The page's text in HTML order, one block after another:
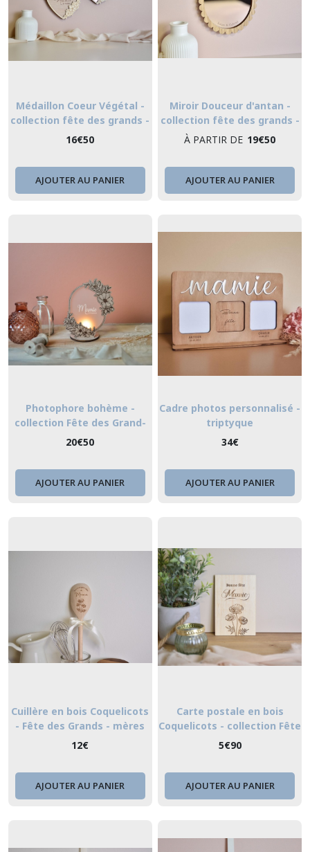
Médaillon Coeur Végétal -
collection fête des grands -
mères
16€50
AJOUTER AU PANIER
Miroir Douceur d'antan -
collection fête des grands -
mères
À PARTIR DE 19€50
AJOUTER AU PANIER
Photophore bohème -
collection Fête des Grand-
mères
20€50
AJOUTER AU PANIER
Cadre photos personnalisé -
triptyque
34€
AJOUTER AU PANIER
Cuillère en bois Coquelicots
- Fête des Grands - mères
12€
AJOUTER AU PANIER
Carte postale en bois
Coquelicots - collection Fête
des Grands - mères
5€90
AJOUTER AU PANIER